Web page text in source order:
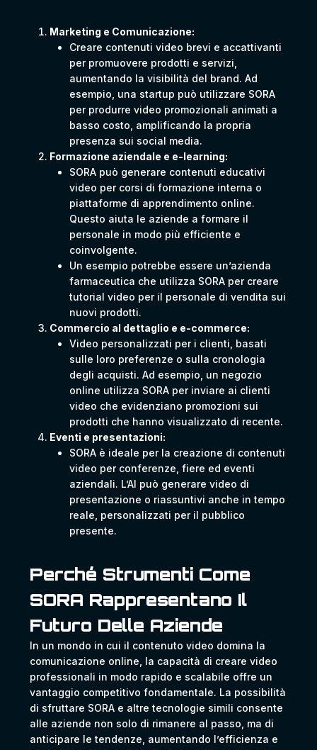
Marketing e Comunicazione:
Creare contenuti video brevi e accattivanti
per promuovere prodotti e servizi,
aumentando la visibilità del brand. Ad
esempio, una startup può utilizzare SORA
per produrre video promozionali animati a
basso costo, amplificando la propria
presenza sui social media.
Formazione aziendale e e-learning:
SORA può generare contenuti educativi
video per corsi di formazione interna o
piattaforme di apprendimento online.
Questo aiuta le aziende a formare il
personale in modo più efficiente e
coinvolgente.
Un esempio potrebbe essere un’azienda
farmaceutica che utilizza SORA per creare
tutorial video per il personale di vendita sui
nuovi prodotti.
Commercio al dettaglio e e-commerce:
Video personalizzati per i clienti, basati
sulle loro preferenze o sulla cronologia
degli acquisti. Ad esempio, un negozio
online utilizza SORA per inviare ai clienti
video che evidenziano promozioni sui
prodotti che hanno visualizzato di recente.
Eventi e presentazioni:
SORA è ideale per la creazione di contenuti
video per conferenze, fiere ed eventi
aziendali. L’AI può generare video di
presentazione o riassuntivi anche in tempo
reale, personalizzati per il pubblico
presente.
Perché Strumenti Come
SORA Rappresentano Il
Futuro Delle Aziende
In un mondo in cui il contenuto video domina la
comunicazione online, la capacità di creare video
professionali in modo rapido e scalabile offre un
vantaggio competitivo fondamentale. La possibilità
di sfruttare SORA e altre tecnologie simili consente
alle aziende non solo di rimanere al passo, ma di
anticipare le tendenze, aumentando l’efficienza e